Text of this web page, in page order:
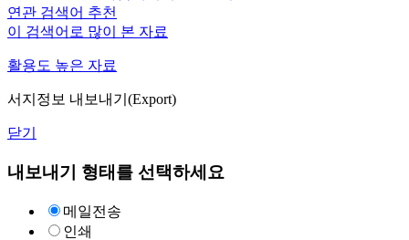
연관 검색어 추천
이 검색어로 많이 본 자료
활용도 높은 자료
서지정보 내보내기(Export)
닫기
내보내기 형태를 선택하세요
메일전송
인쇄